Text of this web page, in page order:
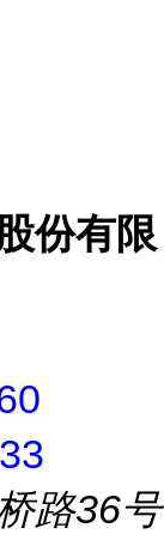
份有限
路36号